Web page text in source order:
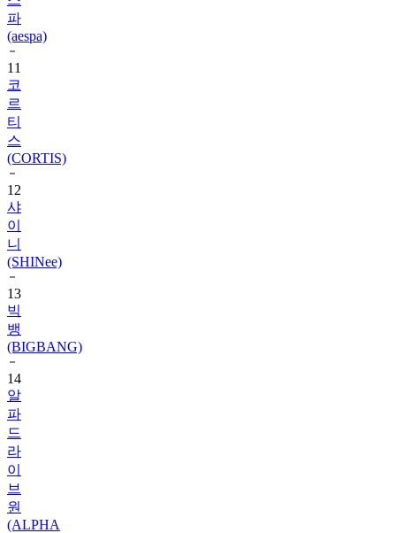
(aespa)
11
코
르
티
스
(CORTIS)
12
샤
이
니
(SHINee)
13
빅
뱅
(BIGBANG)
14
알
파
드
라
이
브
원
(ALPHA
DRIVE
ONE)